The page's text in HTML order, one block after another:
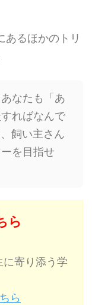
あるほかのトリ
なたも「あ
ればなんで
飼い主さん
を目指せ
ら
に寄り添う学
ら